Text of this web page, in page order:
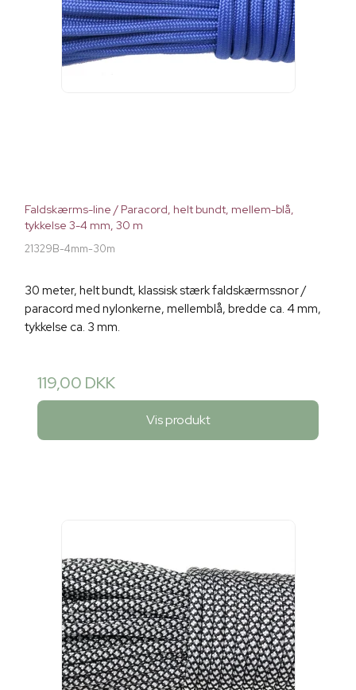
Faldskærms-line / Paracord, helt bundt, mellem-blå,
tykkelse 3-4 mm, 30 m
21329B-4mm-30m
30 meter, helt bundt, klassisk stærk faldskærmssnor /
paracord med nylonkerne, mellemblå, bredde ca. 4 mm,
tykkelse ca. 3 mm.
119,00 DKK
Vis produkt